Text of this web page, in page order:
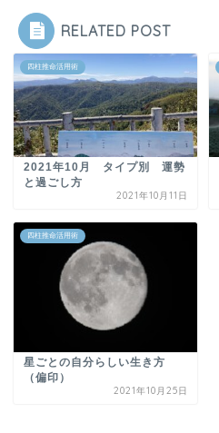
RELATED POST
四柱推命活用術
2021年10月 タイプ別 運勢
と過ごし方
2021年10月11日
四柱推命活用術
星ごとの自分らしい生き方
（偏印）
2021年10月25日